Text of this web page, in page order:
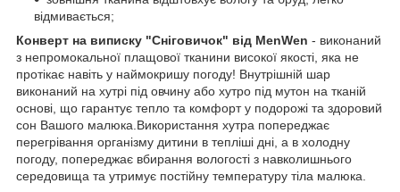
відмивається;
Конверт на виписку "Сніговичок" від MenWen - виконаний
з непромокальної плащової тканини високої якості, яка не
протікає навіть у наймокришу погоду! Внутрішній шар
виконаний на хутрі під овчину або хутро під мутон на тканій
основі, що гарантує тепло та комфорт у подорожі та здоровий
сон Вашого малюка.Використання хутра попереджає
перегрівання організму дитини в тепліші дні, а в холодну
погоду, попереджає вбирання вологості з навколишнього
середовища та утримує постійну температуру тіла малюка.